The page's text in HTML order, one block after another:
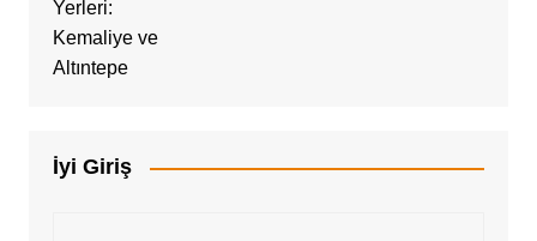
İyi Giriş